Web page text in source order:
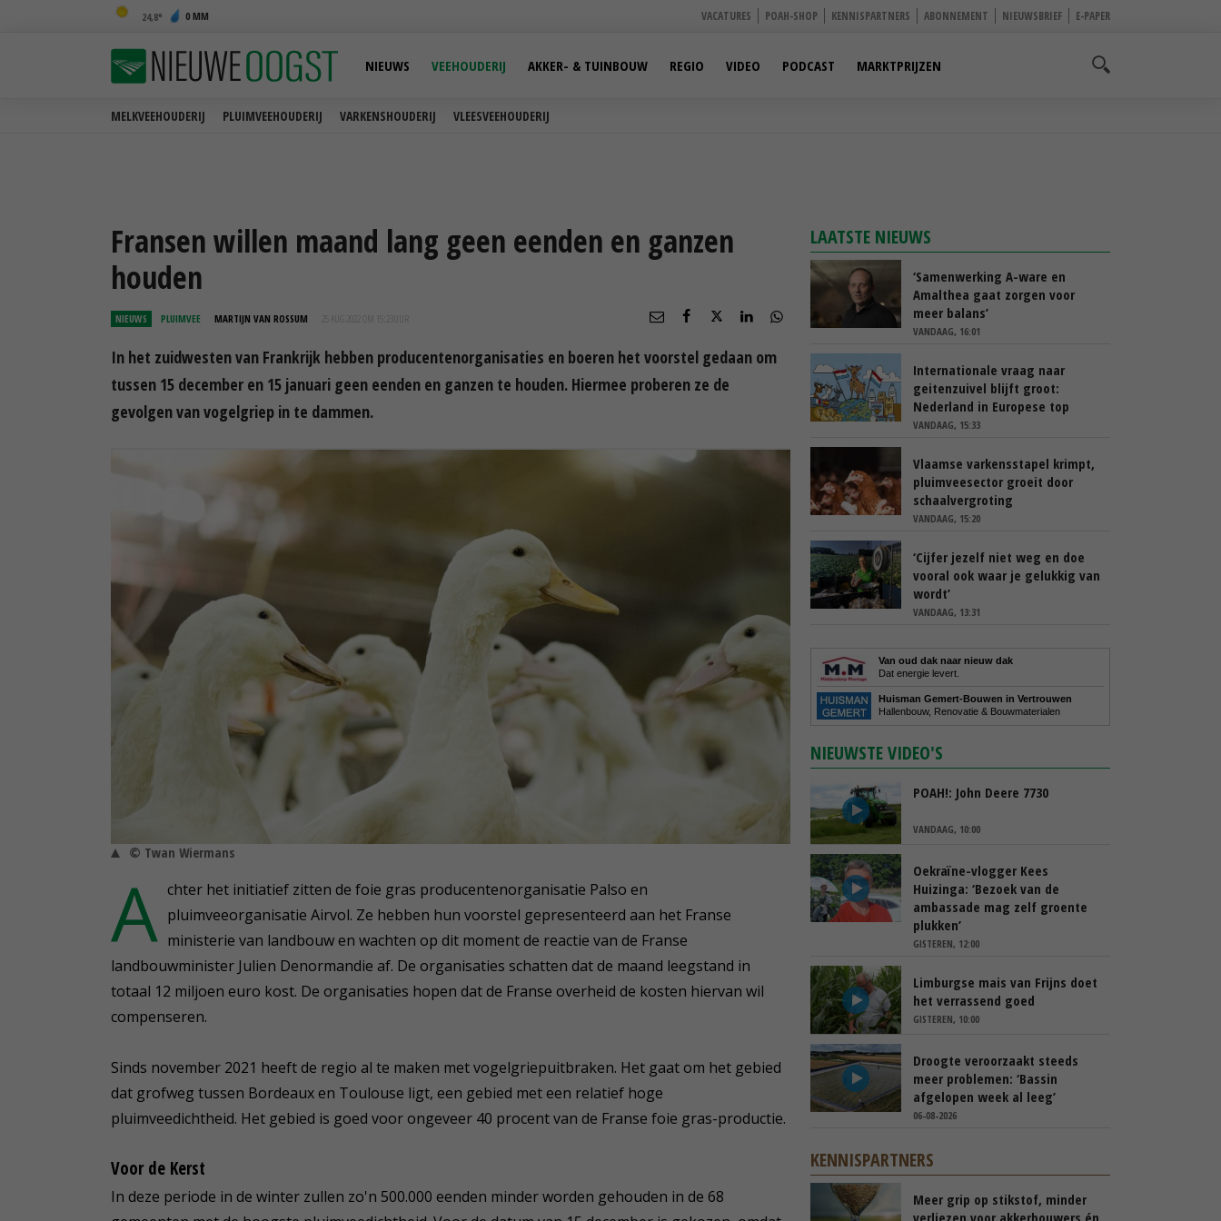
24,8 0 MM VACATURES POAH-SHOP KENNISPARTNERS ABONNEMENT NIEUWSBRIEF E-PAPER
MELKVEEHOUDERIJ PLUIMVEEHOUDERIJ VARKENSHOUDERIJ VLEESVEEHOUDERIJ
NIEUWS VEEHOUDERIJ AKKER- & TUINBOUW REGIO VIDEO PODCAST MARKTPRIJZEN
Fransen willen maand lang geen eenden en ganzen
houden
NIEUWS PLUIMVEE MARTIJN VAN ROSSUM 25 AUG 2022 OM 15:23
In het zuidwesten van Frankrijk hebben producentenorganisaties en boeren het voorstel gedaan om
tussen 15 december en 15 januari geen eenden en ganzen te houden. Hiermee proberen ze de
gevolgen van vogelgriep in te dammen.
© Twan Wiermans
A chter het initiatief zitten de foie gras producentenorganisatie Palso en
pluimveeorganisatie Airvol. Ze hebben hun voorstel gepresenteerd aan het Franse
ministerie van landbouw en wachten op dit moment de reactie van de Franse
landbouwminister Julien Denormandie af. De organisaties schatten dat de maand leegstand in
totaal 12 miljoen euro kost. De organisaties hopen dat de Franse overheid de kosten hiervan wil
compenseren.
Sinds november 2021 heeft de regio al te maken met vogelgriepuitbraken. Het gaat om het gebied
dat grofweg tussen Bordeaux en Toulouse ligt, een gebied met een relatief hoge
pluimveedichtheid. Het gebied is goed voor ongeveer 40 procent van de Franse foie gras-productie.
Voor de Kerst
In deze periode in de winter zullen zo'n 500.000 eenden minder worden gehouden in de 68
LAATSTE NIEUWS
‘Samenwerking A-ware en
Amalthea gaat zorgen voor
meer balans’
VANDAAG, 16:01
Internationale vraag naar
geitenzuivel blijft groot:
Nederland in Europese top
VANDAAG, 15:33
Vlaamse varkensstapel krimpt,
pluimveesector groeit door
schaalvergroting
VANDAAG, 15:20
‘Cijfer jezelf niet weg en doe
vooral ook waar je gelukkig van
wordt’
VANDAAG, 13:31
Van oud dak naar nieuw dak
Dat energie levert.
Huisman Gemert-Bouwen in Vertrouwen
Hallenbouw, Renovatie & Bouwmaterialen
NIEUWSTE VIDEO'S
POAH!: John Deere 7730
VANDAAG, 10:00
Oekraïne-vlogger Kees
Huizinga: ‘Bezoek van de
ambassade mag zelf groente
plukken’
GISTEREN, 12:00
Limburgse mais van Frijns doet
het verrassend goed
GISTEREN, 10:00
Droogte veroorzaakt steeds
meer problemen: ‘Bassin
afgelopen week al leeg’
06-08-2026
KENNISPARTNERS
Meer grip op stikstof, minder
verliezen voor akkerbouwers én